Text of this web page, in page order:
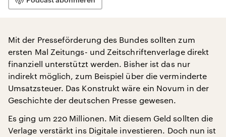
Mit der Presseförderung des Bundes sollten zum
ersten Mal Zeitungs- und Zeitschriftenverlage direkt
finanziell unterstützt werden. Bisher ist das nur
indirekt möglich, zum Beispiel über die verminderte
Umsatzsteuer. Das Konstrukt wäre ein Novum in der
Geschichte der deutschen Presse gewesen.
Es ging um 220 Millionen. Mit diesem Geld sollten die
Verlage verstärkt ins Digitale investieren. Doch nun ist